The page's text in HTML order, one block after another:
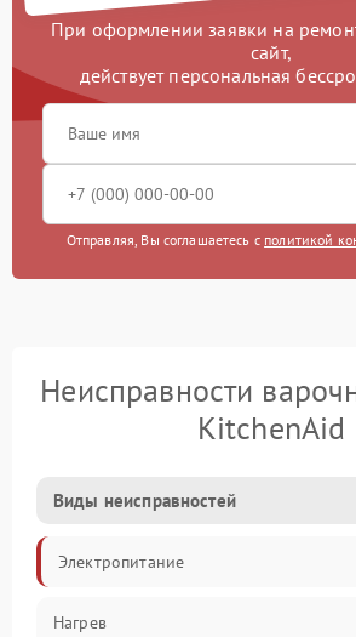
При оформлении заявки на
сайт,
действует персональная
Отправляя, Вы соглашаетесь с политикой
Неисправности
KitchenAid
Виды неисправностей
Электропитание
Нагрев